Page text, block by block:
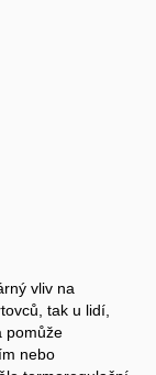
vliv na
tak u lidí,
pomůže
nebo